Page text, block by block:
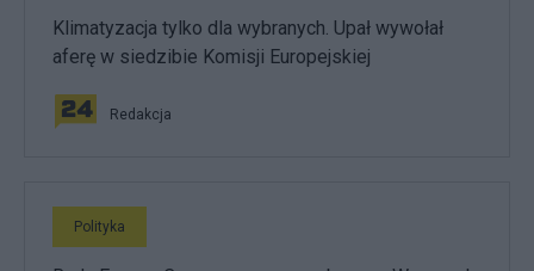
Klimatyzacja tylko dla wybranych. Upał wywołał
aferę w siedzibie Komisji Europejskiej
Redakcja
Polityka